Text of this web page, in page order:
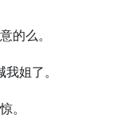
的么。
姐了。
。